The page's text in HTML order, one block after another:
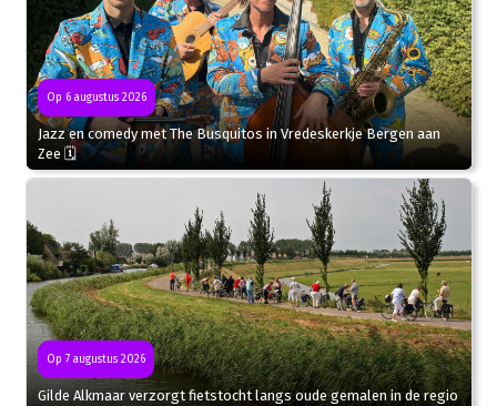
Op 6 augustus 2026
Jazz en comedy met The Busquitos in Vredeskerkje Bergen aan
Zee 🗓
Op 7 augustus 2026
Gilde Alkmaar verzorgt fietstocht langs oude gemalen in de regio